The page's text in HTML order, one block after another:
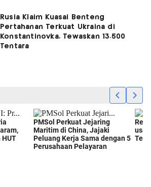
Rusia Klaim Kuasai Benteng
Pertahanan Terkuat Ukraina di
Konstantinovka, Tewaskan 13.500
Tentara